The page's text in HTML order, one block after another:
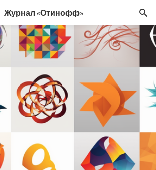
Журнал «Отинофф»